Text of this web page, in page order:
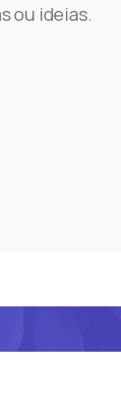
ou ideias.